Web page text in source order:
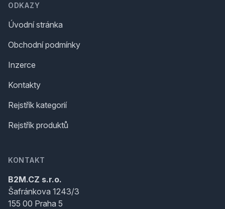
ODKAZY
Úvodní stránka
Obchodní podmínky
Inzerce
Kontakty
Rejstřík kategorií
Rejstřík produktů
KONTAKT
B2M.CZ s.r.o.
Šafránkova 1243/3
155 00 Praha 5